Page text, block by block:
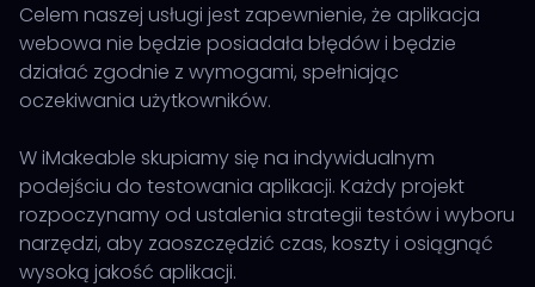
Celem naszej usługi jest zapewnienie, że aplikacja
webowa nie będzie posiadała błędów i będzie
działać zgodnie z wymogami, spełniając
oczekiwania użytkowników.
W iMakeable skupiamy się na indywidualnym
podejściu do testowania aplikacji. Każdy projekt
rozpoczynamy od ustalenia strategii testów i wyboru
narzędzi, aby zaoszczędzić czas, koszty i osiągnąć
wysoką jakość aplikacji.